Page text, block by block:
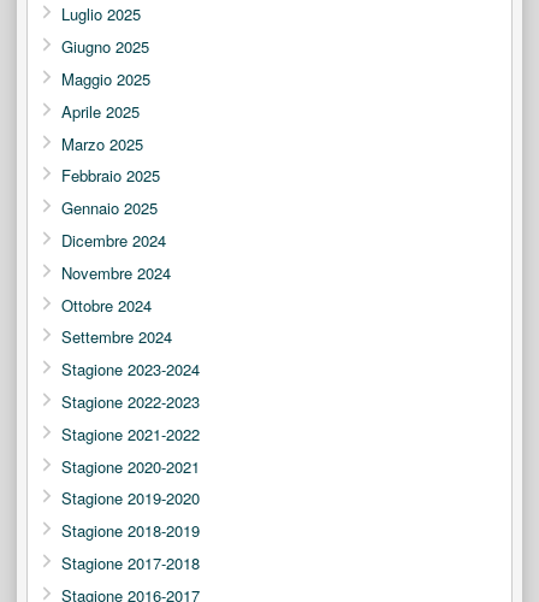
Luglio 2025
Giugno 2025
Maggio 2025
Aprile 2025
Marzo 2025
Febbraio 2025
Gennaio 2025
Dicembre 2024
Novembre 2024
Ottobre 2024
Settembre 2024
Stagione 2023-2024
Stagione 2022-2023
Stagione 2021-2022
Stagione 2020-2021
Stagione 2019-2020
Stagione 2018-2019
Stagione 2017-2018
Stagione 2016-2017